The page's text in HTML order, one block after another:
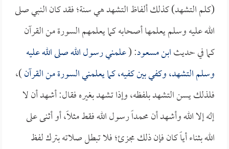
(كلم التشهد) كذلك ألفاظ التشهد هي سنة؛ فقد كان النبي صلى
الله عليه وسلم يعلمها أصحابه كما يعلمهم السورة من القرآن
كما في حديثابن مسعود: (علمني رسول الله صلى الله عليه
وسلم التشهد، وكفي بين كفيه، كما يعلمني السورة من القرآن)،
فلذلك يسن التشهد بلفظه، وإذا تشهد بغيره فقال: أشهد أن لا
إله إلا الله وأشهد أن محمداً رسول الله فقط مثلاً، أو أثنى على
الله بثناء أياً كان فإن ذلك مجزئ؛ فلا تبطل صلاته بترك لفظ